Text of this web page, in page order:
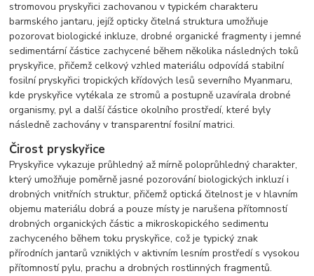
stromovou pryskyřici zachovanou v typickém charakteru
barmského jantaru, jejíž opticky čitelná struktura umožňuje
pozorovat biologické inkluze, drobné organické fragmenty i jemné
sedimentární částice zachycené během několika následných toků
pryskyřice, přičemž celkový vzhled materiálu odpovídá stabilní
fosilní pryskyřici tropických křídových lesů severního Myanmaru,
kde pryskyřice vytékala ze stromů a postupně uzavírala drobné
organismy, pyl a další částice okolního prostředí, které byly
následně zachovány v transparentní fosilní matrici.
Čirost pryskyřice
Pryskyřice vykazuje průhledný až mírně poloprůhledný charakter,
který umožňuje poměrně jasné pozorování biologických inkluzí i
drobných vnitřních struktur, přičemž optická čitelnost je v hlavním
objemu materiálu dobrá a pouze místy je narušena přítomností
drobných organických částic a mikroskopického sedimentu
zachyceného během toku pryskyřice, což je typický znak
přírodních jantarů vzniklých v aktivním lesním prostředí s vysokou
přítomností pylu, prachu a drobných rostlinných fragmentů.